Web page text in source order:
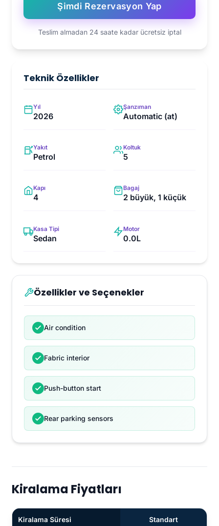
Şimdi Rezervasyon Yap
Teslim almadan 24 saate kadar ücretsiz iptal
Teknik Özellikler
Yıl
2026
Şanzıman
Automatic (at)
Yakıt
Petrol
Koltuk
5
Kapı
4
Bagaj
2 büyük, 1 küçük
Kasa Tipi
Sedan
Motor
0.0L
Özellikler ve Seçenekler
Air condition
Fabric interior
Push-button start
Rear parking sensors
Kiralama Fiyatları
Kiralama Süresi Standart